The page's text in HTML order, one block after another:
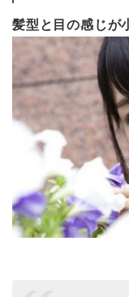
髪型と目の感じが